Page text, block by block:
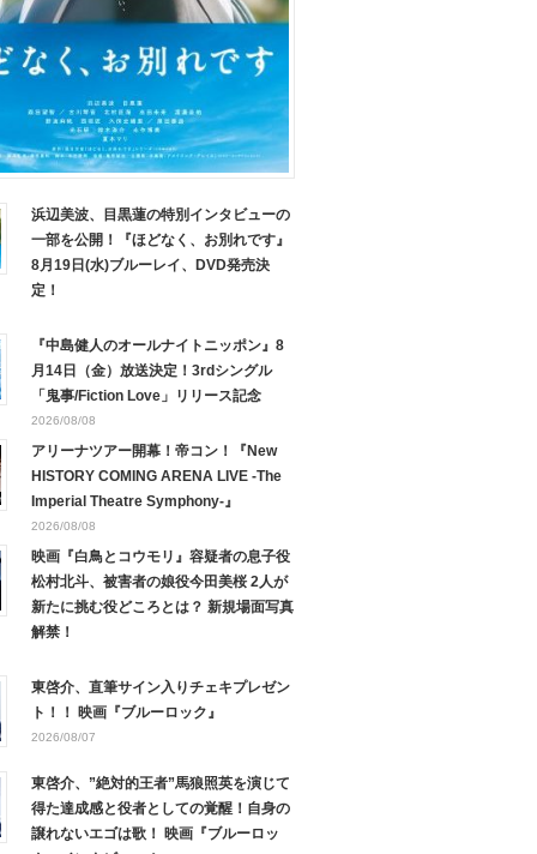
浜辺美波、目黒蓮の特別インタビューの
一部を公開！『ほどなく、お別れです』
8月19日(水)ブルーレイ、DVD発売決
定！
『中島健人のオールナイトニッポン』8
月14日（金）放送決定！3rdシングル
「鬼事/Fiction Love」リリース記念
2026/08/08
アリーナツアー開幕！帝コン！『New
HISTORY COMING ARENA LIVE -The
Imperial Theatre Symphony-』
2026/08/08
映画『白鳥とコウモリ』容疑者の息子役
松村北斗、被害者の娘役今田美桜 2人が
新たに挑む役どころとは？ 新規場面写真
解禁！
東啓介、直筆サイン入りチェキプレゼン
ト！！ 映画『ブルーロック』
2026/08/07
東啓介、”絶対的王者”馬狼照英を演じて
得た達成感と役者としての覚醒！自身の
譲れないエゴは歌！ 映画『ブルーロッ